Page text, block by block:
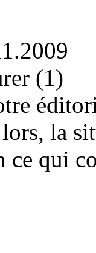
(1)
la
ce qui